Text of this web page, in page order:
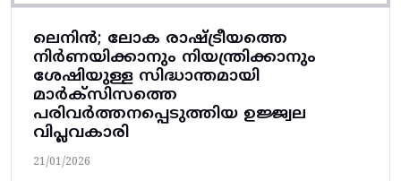
ലെനിൻ; ലോക രാഷ്ട്രീയത്തെ
നിർണയിക്കാനും നിയന്ത്രിക്കാനും
ശേഷിയുള്ള സിദ്ധാന്തമായി
മാർക്സിസത്തെ
പരിവർത്തനപ്പെടുത്തിയ ഉജ്ജ്വല
വിപ്ലവകാരി
21/01/2026